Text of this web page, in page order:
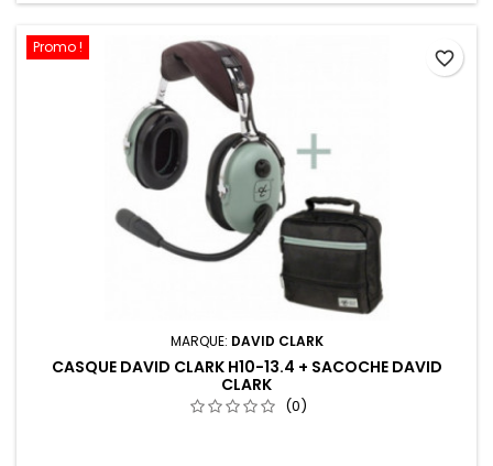
Promo !
MARQUE: DAVID CLARK
CASQUE DAVID CLARK H10-13.4 + SACOCHE DAVID
CLARK
(0)
favorite_border